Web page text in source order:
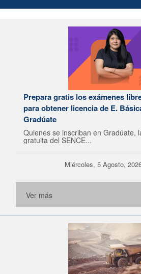
Prepara gratis los exámenes
para obtener licencia de E.
Gradúate
Quienes se inscriban en Gradúate,
gratuita del SENCE...
Miércoles, 5 Agosto,
Ver más